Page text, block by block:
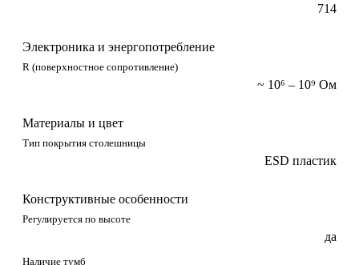
714
Электроника и энергопотребление
R (поверхностное сопротивление)
~ 10⁶ – 10⁹ Ом
Материалы и цвет
Тип покрытия столешницы
ESD пластик
Конструктивные особенности
Регулируется по высоте
да
Наличие тумб